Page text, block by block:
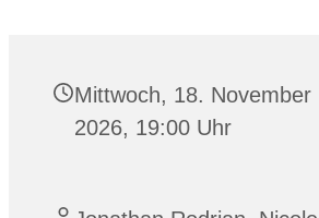
Mittwoch, 18. November
2026, 19:00 Uhr